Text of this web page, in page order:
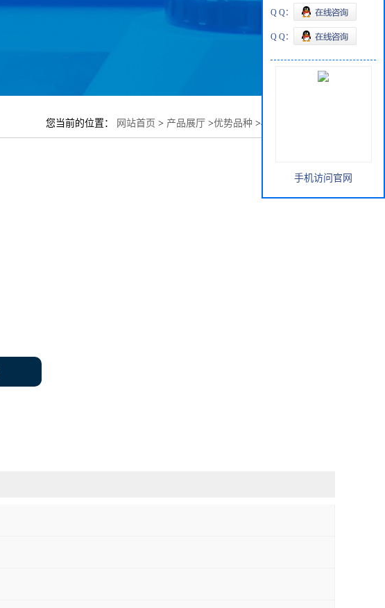
您当前的位置： 网站首页 > 产品展厅 >优势品种 >4-氨基-3-碘苯腈
Q Q：
Q Q：
手机访问官网